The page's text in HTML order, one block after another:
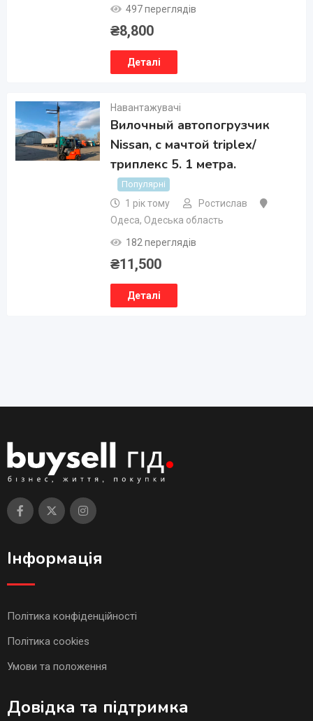
497 переглядів
₴8,800
Деталі
Навантажувачі
Вилочный автопогрузчик
Nissan, с мачтой triplex/
триплекс 5. 1 метра.
Популярні
1 рік тому
Ростислав
Одеса, Одеська область
182 переглядів
₴11,500
Деталі
Інформація
Політика конфіденційності
Політика cookies
Умови та положення
Довідка та підтримка